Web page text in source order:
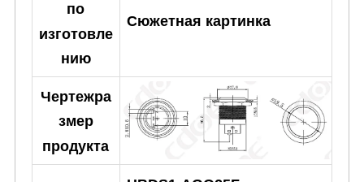
по
изготовле
нию
Сюжетная картинка
Чертежра
змер
продукта